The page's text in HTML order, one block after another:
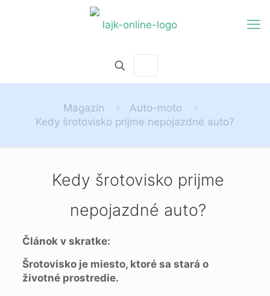
Magazín
Auto-moto
Kedy šrotovisko prijme nepojazdné auto?
Kedy šrotovisko prijme
nepojazdné auto?
Článok v skratke:
Šrotovisko je miesto, ktoré sa stará o
životné prostredie.